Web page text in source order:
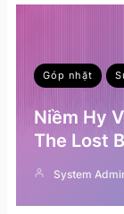
Góp nhặt
Niềm Hy
The Lost
System